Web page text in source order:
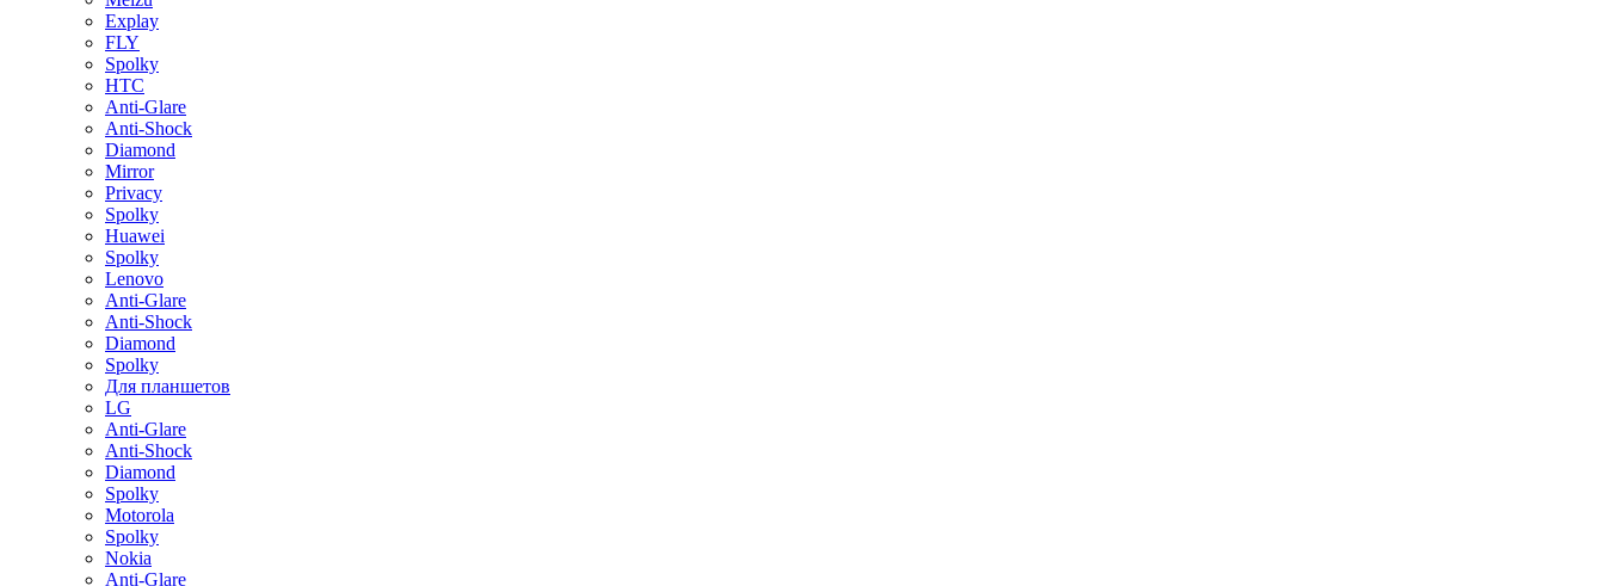
Explay
FLY
Spolky
HTC
Anti-Glare
Anti-Shock
Diamond
Mirror
Privacy
Spolky
Huawei
Spolky
Lenovo
Anti-Glare
Anti-Shock
Diamond
Spolky
Для планшетов
LG
Anti-Glare
Anti-Shock
Diamond
Spolky
Motorola
Spolky
Nokia
Anti-Glare